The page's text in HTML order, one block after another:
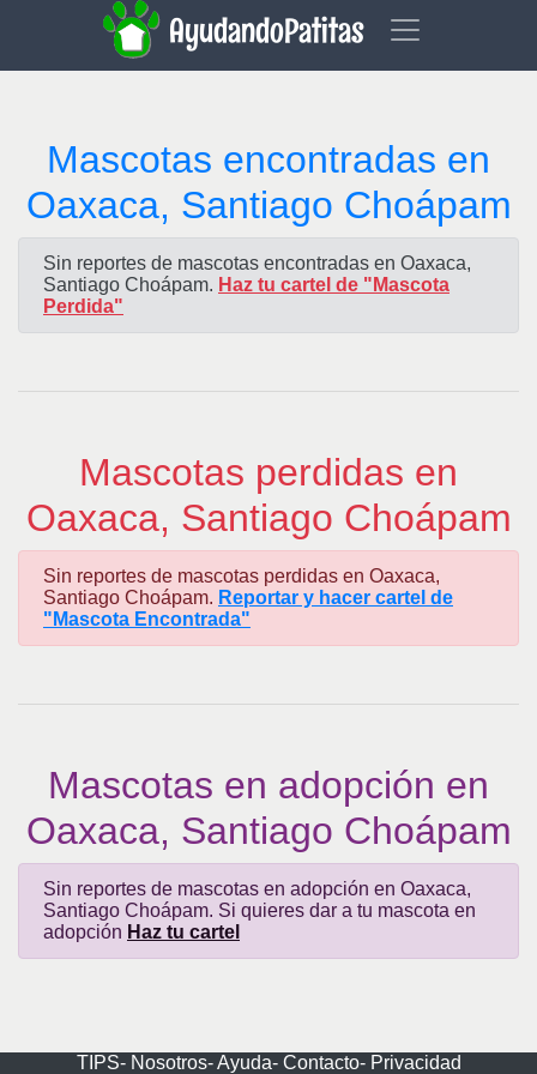
AyudandoPatitas
Mascotas encontradas en
Oaxaca, Santiago Choápam
Sin reportes de mascotas encontradas en Oaxaca,
Santiago Choápam. Haz tu cartel de "Mascota
Perdida"
Mascotas perdidas en
Oaxaca, Santiago Choápam
Sin reportes de mascotas perdidas en Oaxaca,
Santiago Choápam. Reportar y hacer cartel de
"Mascota Encontrada"
Mascotas en adopción en
Oaxaca, Santiago Choápam
Sin reportes de mascotas en adopción en Oaxaca,
Santiago Choápam. Si quieres dar a tu mascota en
adopción Haz tu cartel
TIPS- Nosotros-Ayuda- Contacto- Privacidad